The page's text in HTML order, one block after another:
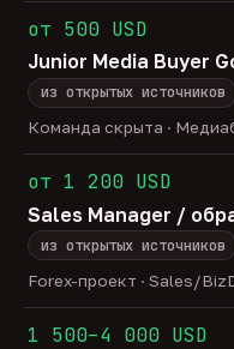
от 500 USD
Junior Media Buyer
из открытых источников
Команда скрыта ·
от 1 200 USD
Sales Manager /
из открытых источников
Forex-проект · Sales/
1 500–4 000 USD